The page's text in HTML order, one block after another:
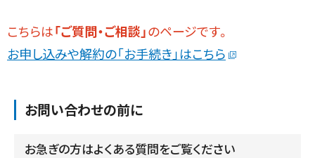
こちらは「ご質問・ご相談」のページです。
お申し込みや解約の「お手続き」はこちら
お問い合わせの前に
お急ぎの方はよくある質問をご覧ください